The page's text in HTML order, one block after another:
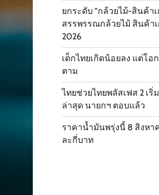
ยกระดับ "กล้วยไม้-สินค้า
สรรพรรณกล้วยไม้ สินค้า
2026
เด็กไทยเกิดน้อยลง แต่โอ
ตาม
ไทยช่วยไทยพลัสเฟส 2 เริ่
ล่าสุด นายกฯ ตอบแล้ว
ราคาน้ำมันพรุ่งนี้ 8 สิงหา
ละกี่บาท